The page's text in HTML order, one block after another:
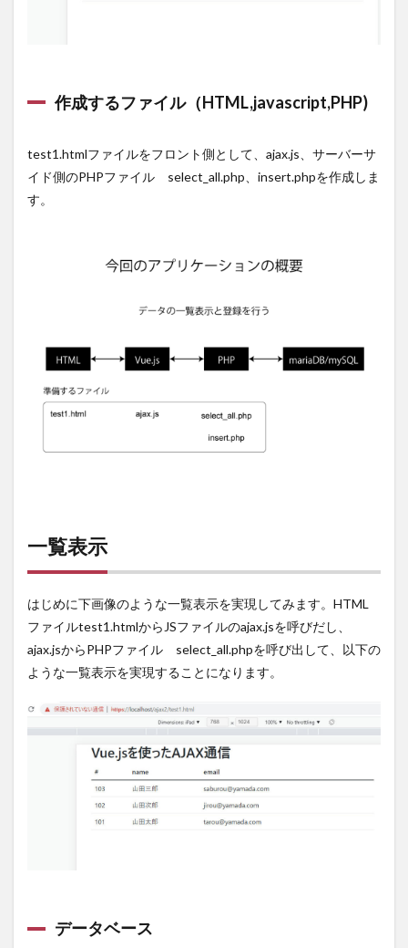
HTML
デー
デー
タ登
る
PHP
イル
作成するファイル（HTML,javascript,PHP)
test1.htmlファイルをフロント側として、ajax.js、サーバーサ
イド側のPHPファイル select_all.php、insert.phpを作成しま
す。
一覧表示
はじめに下画像のような一覧表示を実現してみます。HTML
ファイルtest1.htmlからJSファイルのajax.jsを呼びだし、
ajax.jsからPHPファイル select_all.phpを呼び出して、以下の
ような一覧表示を実現することになります。
データベース